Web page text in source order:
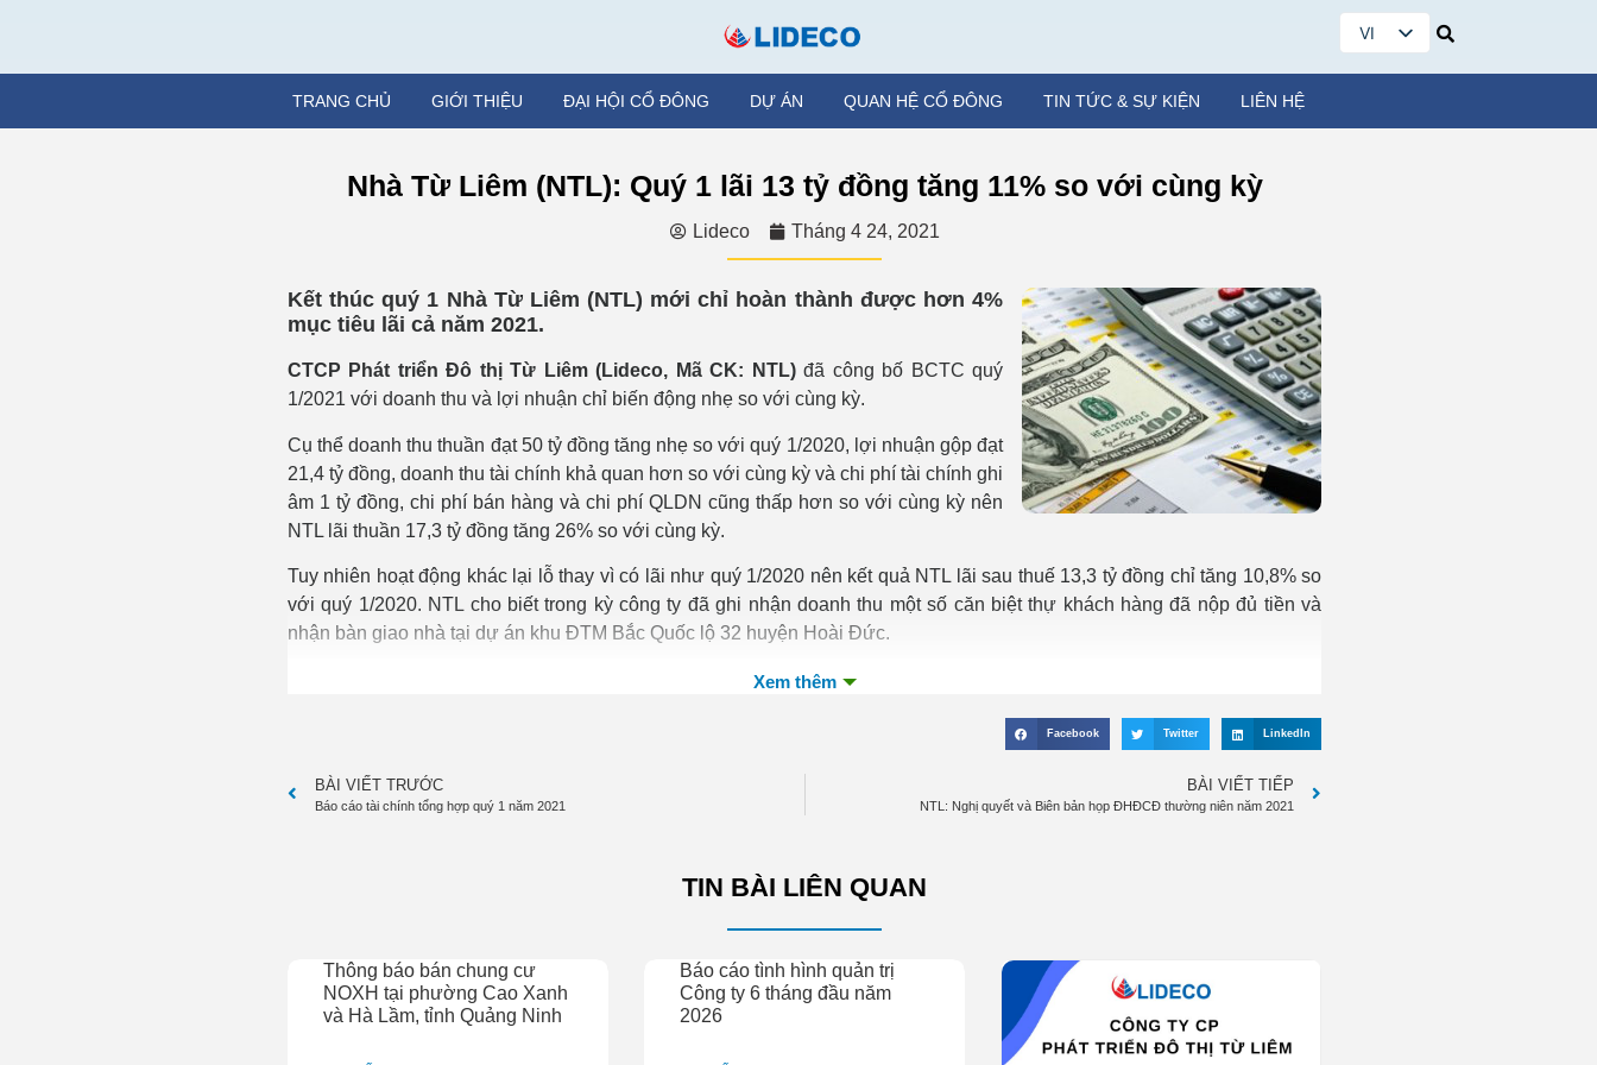
VI
EN
TRANG CHỦ GIỚI THIỆU ĐẠI HỘI CỔ ĐÔNG DỰ ÁN QUAN HỆ CỔ ĐÔNG TIN TỨC & SỰ KIỆN LIÊN HỆ
Nhà Từ Liêm (NTL): Quý 1 lãi 13 tỷ đồng tăng 11% so với cùng kỳ
Lideco Tháng 4 24, 2021
Kết thúc quý 1 Nhà Từ Liêm (NTL) mới chỉ hoàn thành được hơn 4%
mục tiêu lãi cả năm 2021.
CTCP Phát triển Đô thị Từ Liêm (Lideco, Mã CK: NTL)đã công bố BCTC quý
1/2021 với doanh thu và lợi nhuận chỉ biến động nhẹ so với cùng kỳ.
Cụ thể doanh thu thuần đạt 50 tỷ đồng tăng nhẹ so với quý 1/2020, lợi nhuận gộp đạt
21,4 tỷ đồng, doanh thu tài chính khả quan hơn so với cùng kỳ và chi phí tài chính ghi
âm 1 tỷ đồng, chi phí bán hàng và chi phí QLDN cũng thấp hơn so với cùng kỳ nên
NTL lãi thuần 17,3 tỷ đồng tăng 26% so với cùng kỳ.
Tuy nhiên hoạt động khác lại lỗ thay vì có lãi như quý 1/2020 nên kết quả NTL lãi sau thuế 13,3 tỷ đồng chỉ tăng 10,8% so
với quý 1/2020. NTL cho biết trong kỳ công ty đã ghi nhận doanh thu một số căn biệt thự khách hàng đã nộp đủ tiền và
nhận bàn giao nhà tại dự án khu ĐTM Bắc Quốc lộ 32 huyện Hoài Đức.
Facebook Twitter LinkedIn
BÀI VIẾT TRƯỚC
Báo cáo tài chính tổng hợp quý 1 năm 2021
BÀI VIẾT TIẾP
NTL: Nghị quyết và Biên bản họp ĐHĐCĐ thường niên năm 2021
TIN BÀI LIÊN QUAN
Thông báo bán chung cư
NOXH tại phường Cao Xanh
và Hà Lầm, tỉnh Quảng Ninh
Báo cáo tình hình quản trị
Công ty 6 tháng đầu năm
2026